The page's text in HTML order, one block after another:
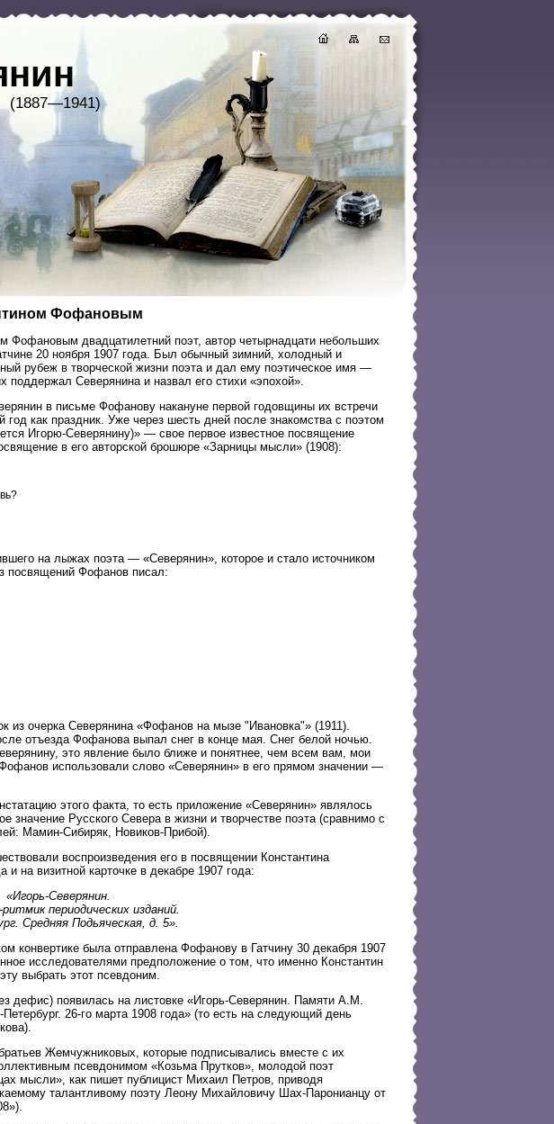
(1887—1941)
Фофановым
Фофановым двадцатилетний поэт, автор четырнадцати небольших
20 ноября 1907 года. Был обычный зимний, холодный и
рубеж в творческой жизни поэта и дал ему поэтическое имя —
Северянина и назвал его стихи «эпохой».
в письме Фофанову накануне первой годовщины их встречи
год как праздник. Уже через шесть дней после знакомства с поэтом
Игорю-Северянину)» — свое первое известное посвящение
в его авторской брошюре «Зарницы мысли» (1908):
на лыжах поэта — «Северянин», которое и стало источником
посвящений Фофанов писал:
из очерка Северянина «Фофанов на мызе "Ивановка"» (1911).
отъезда Фофанова выпал снег в конце мая. Снег белой ночью.
это явление было ближе и понятнее, чем всем вам, мои
использовали слово «Северянин» в его прямом значении —
этого факта, то есть приложение «Северянин» являлось
Русского Севера в жизни и творчестве поэта (сравнимо с
Мамин-Сибиряк, Новиков-Прибой).
воспроизведения его в посвящении Константина
на визитной карточке в декабре 1907 года:
«Игорь-Северянин.
периодических изданий.
Средняя Подьяческая, д. 5».
конвертике была отправлена Фофанову в Гатчину 30 декабря 1907
исследователями предположение о том, что именно Константин
выбрать этот псевдоним.
дефис) появилась на листовке «Игорь-Северянин. Памяти А.М.
26-го марта 1908 года» (то есть на следующий день
Жемчужниковых, которые подписывались вместе с их
псевдонимом «Козьма Прутков», молодой поэт
мысли», как пишет публицист Михаил Петров, приводя
талантливому поэту Леону Михайловичу Шах-Паронианцу от